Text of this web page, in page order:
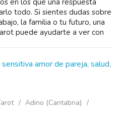
en los que una respuesta
todo. Si sientes dudas sobre
la familia o tu futuro, una
puede ayudarte a ver con
amor de pareja, salud,
Adino (Cantabria)